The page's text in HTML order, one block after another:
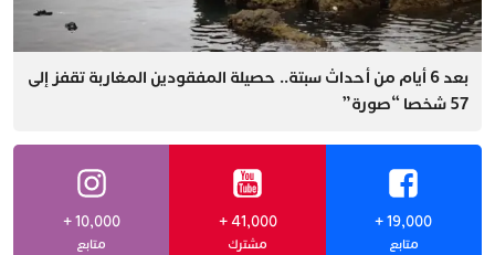
بعد 6 أيام من أحداث سبتة.. حصيلة المفقودين المغاربة تقفز إلى
57 شخصا “صورة”
+ 19,000
متابع
+ 41,000
مشترك
+ 10,000
متابع